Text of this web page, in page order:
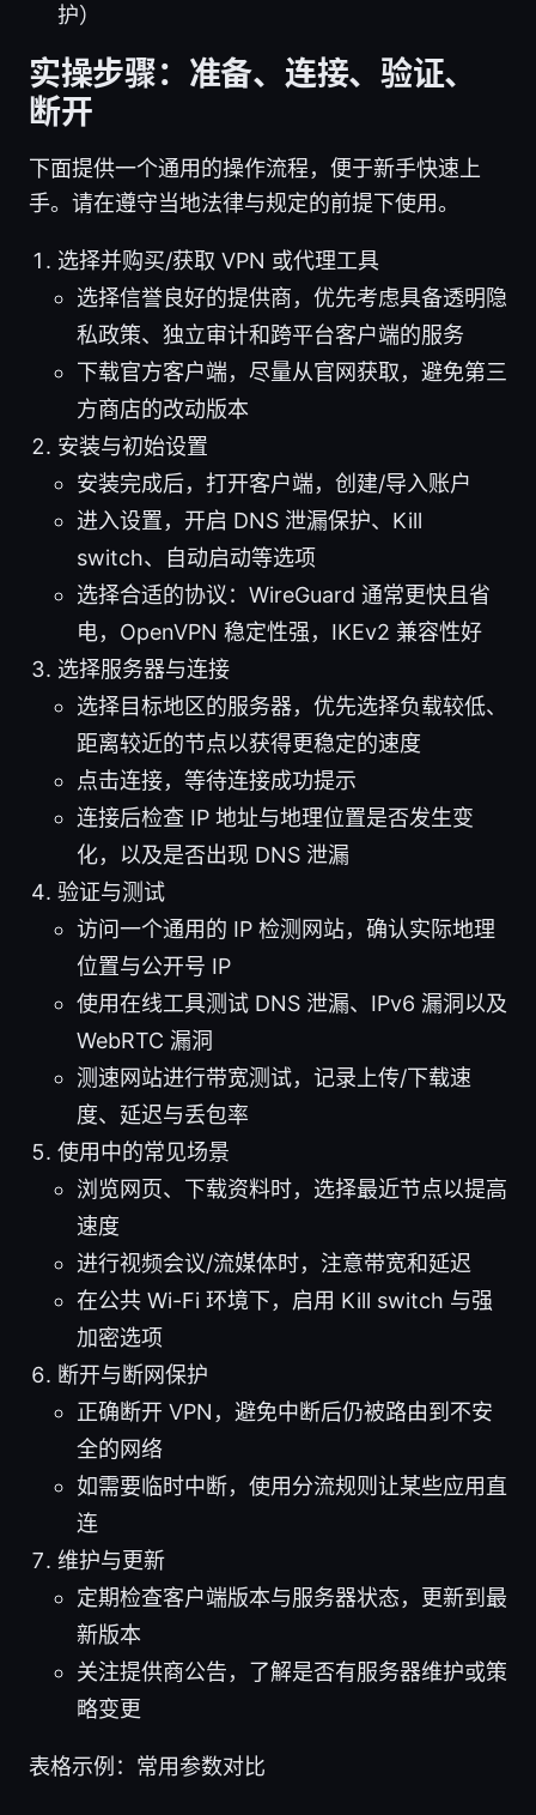
护）
实操步骤：准备、连接、验证、
断开
下面提供一个通用的操作流程，便于新手快速上
手。请在遵守当地法律与规定的前提下使用。
选择并购买/获取 VPN 或代理工具
选择信誉良好的提供商，优先考虑具备透明隐
私政策、独立审计和跨平台客户端的服务
下载官方客户端，尽量从官网获取，避免第三
方商店的改动版本
安装与初始设置
安装完成后，打开客户端，创建/导入账户
进入设置，开启 DNS 泄漏保护、Kill
switch、自动启动等选项
选择合适的协议：WireGuard 通常更快且省
电，OpenVPN 稳定性强，IKEv2 兼容性好
选择服务器与连接
选择目标地区的服务器，优先选择负载较低、
距离较近的节点以获得更稳定的速度
点击连接，等待连接成功提示
连接后检查 IP 地址与地理位置是否发生变
化，以及是否出现 DNS 泄漏
验证与测试
访问一个通用的 IP 检测网站，确认实际地理
位置与公开号 IP
使用在线工具测试 DNS 泄漏、IPv6 漏洞以及
WebRTC 漏洞
测速网站进行带宽测试，记录上传/下载速
度、延迟与丢包率
使用中的常见场景
浏览网页、下载资料时，选择最近节点以提高
速度
进行视频会议/流媒体时，注意带宽和延迟
在公共 Wi-Fi 环境下，启用 Kill switch 与强
加密选项
断开与断网保护
正确断开 VPN，避免中断后仍被路由到不安
全的网络
如需要临时中断，使用分流规则让某些应用直
连
维护与更新
定期检查客户端版本与服务器状态，更新到最
新版本
关注提供商公告，了解是否有服务器维护或策
略变更
表格示例：常用参数对比